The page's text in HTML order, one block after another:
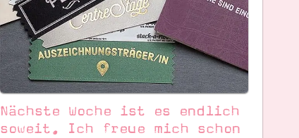
Nächste Woche ist es endlich
soweit. Ich freue mich schon